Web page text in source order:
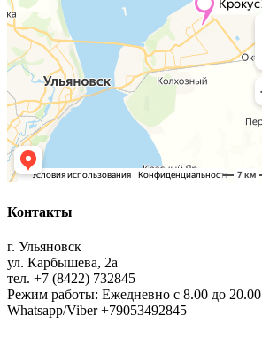
Контакты
г. Ульяновск
ул. Карбышева, 2а
тел. +7 (8422) 732845
Режим работы: Ежедневно с 8.00 до 20.00
Whatsapp/Viber +79053492845